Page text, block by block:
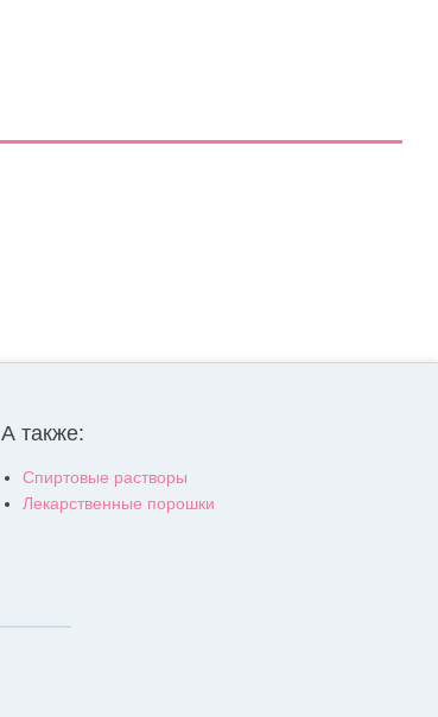
А также:
Спиртовые растворы
Лекарственные порошки